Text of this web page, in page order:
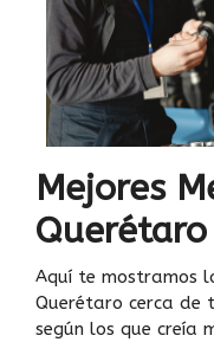
Mejores
Querétaro
Aquí te mostramos
Querétaro cerca de
según los que creía